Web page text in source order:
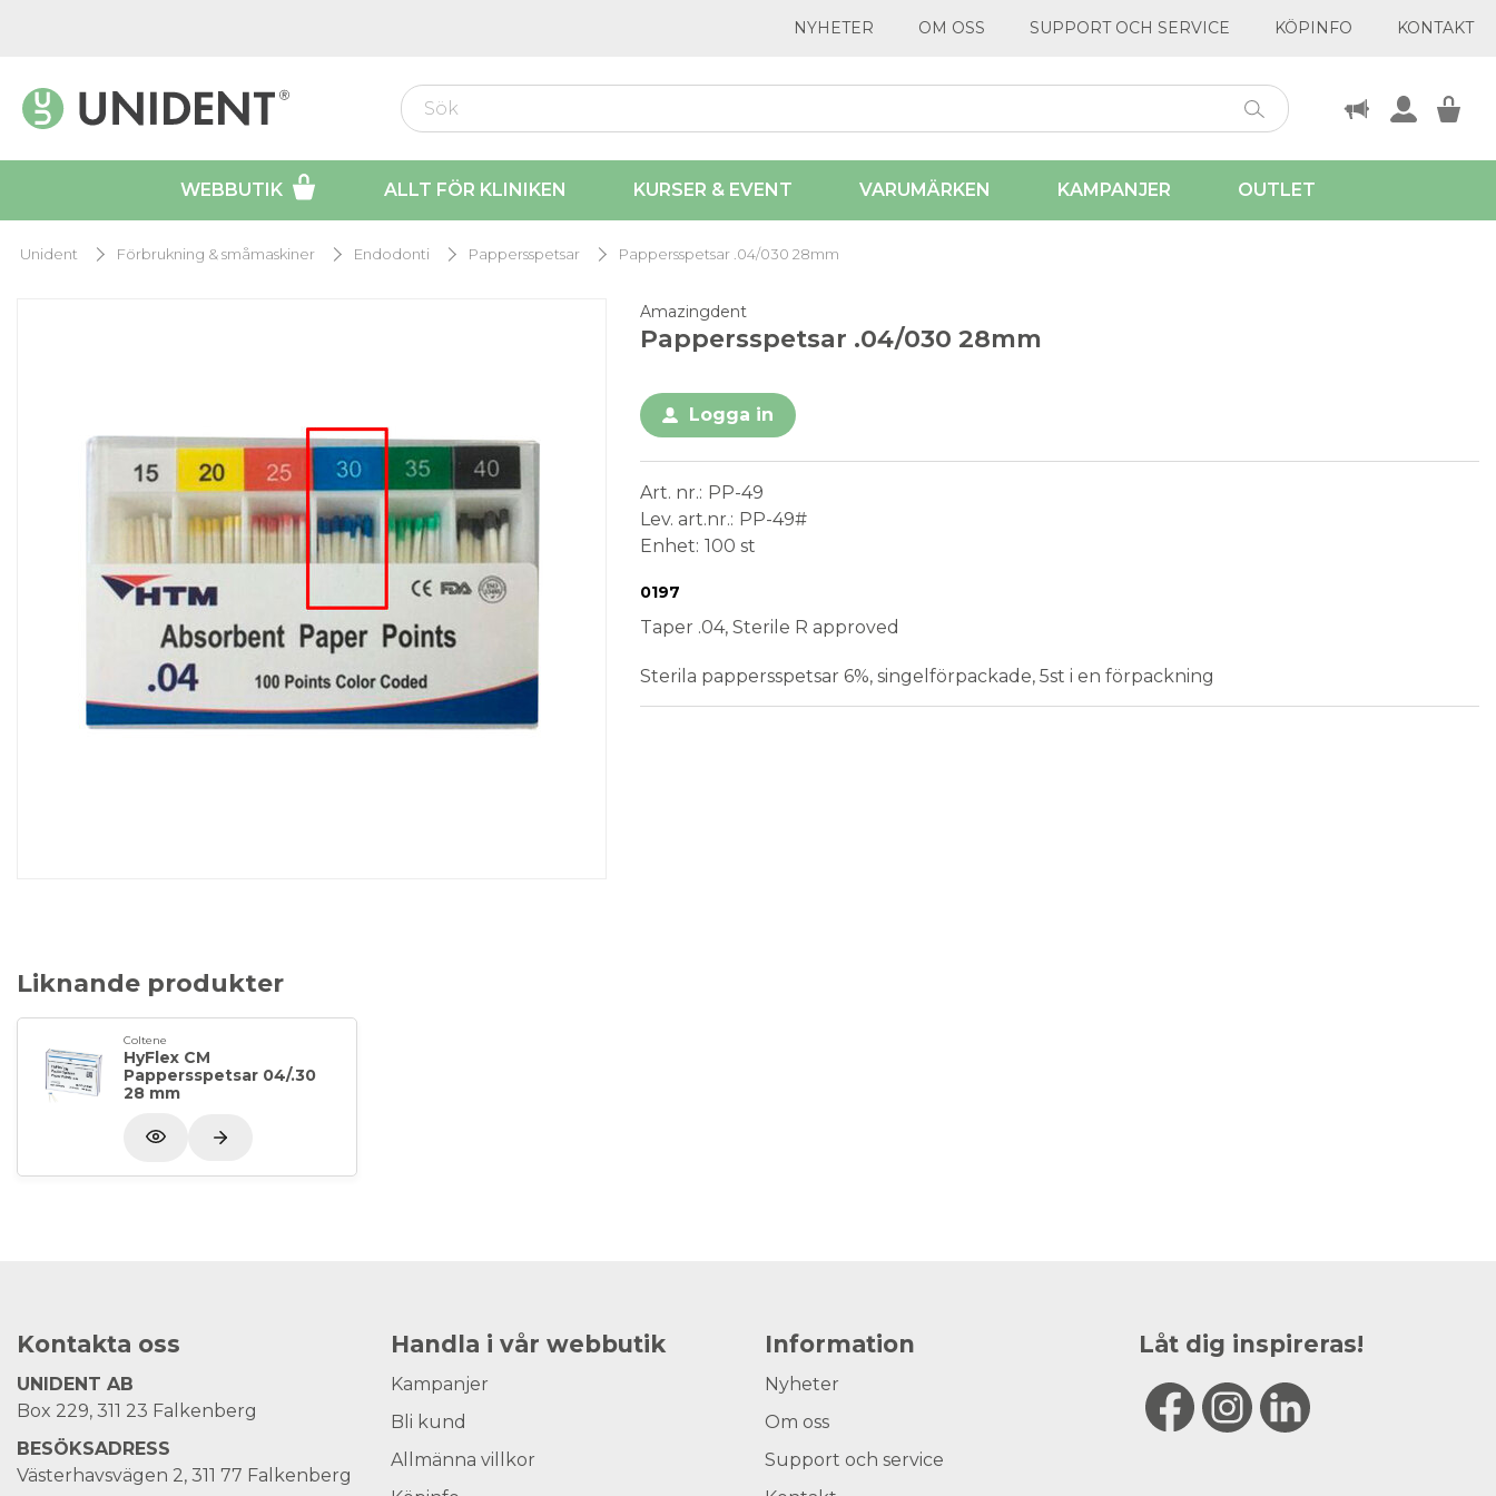
NYHETER OM OSS SUPPORT OCH SERVICE KÖPINFO KONTAKT
WEBBUTIK ALLT FÖR KLINIKEN KURSER & EVENT VARUMÄRKEN KAMPANJER OUTLET
Unident Förbrukning & småmaskiner Endodonti Pappersspetsar Pappersspetsar .04/030 28mm
Amazingdent
Pappersspetsar .04/030 28mm
Logga in
Art. nr.
PP-49
Lev. art.nr.
PP-49#
Enhet 100 st
Medical Device
0197
Taper .04, Sterile R approved
Sterila pappersspetsar 6%, singelförpackade, 5st i en förpackning
Liknande produkter
Coltene
HyFlex CM
Pappersspetsar 04/.30
28 mm
Kontakta oss
UNIDENT AB
Box 229, 311 23 Falkenberg
BESÖKSADRESS
Västerhavsvägen 2, 311 77 Falkenberg
Handla i vår webbutik
Kampanjer
Bli kund
Allmänna villkor
Information
Nyheter
Om oss
Support och service
Låt dig inspireras!